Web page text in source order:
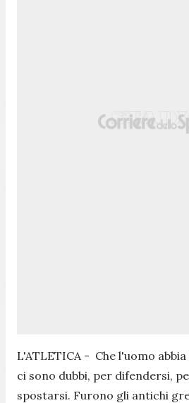
L'ATLETICA - Che l'uomo
ci sono dubbi, per difendersi,
spostarsi. Furono gli antichi